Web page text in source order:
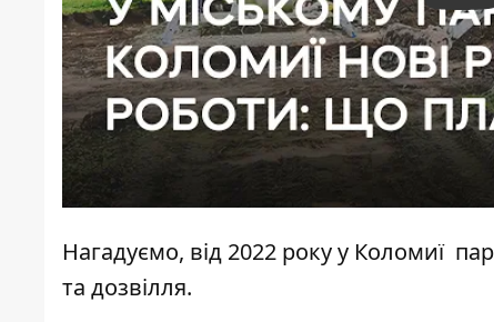
Нагадуємо, від 2022 року у Коломиї
та дозвілля.